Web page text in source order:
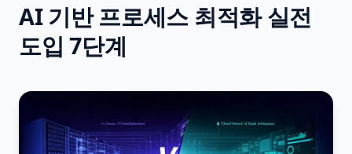
AI 기반 프로세스 최적화 실전
도입 7단계